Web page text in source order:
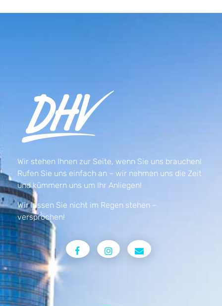
Wir stehen Ihnen zur Seite, wenn Sie uns brauchen!
Rufen Sie uns einfach an – wir nehmen uns die Zeit
und kümmern uns um Ihr Anliegen!
Wir lassen Sie nicht im Regen stehen –
versprochen!